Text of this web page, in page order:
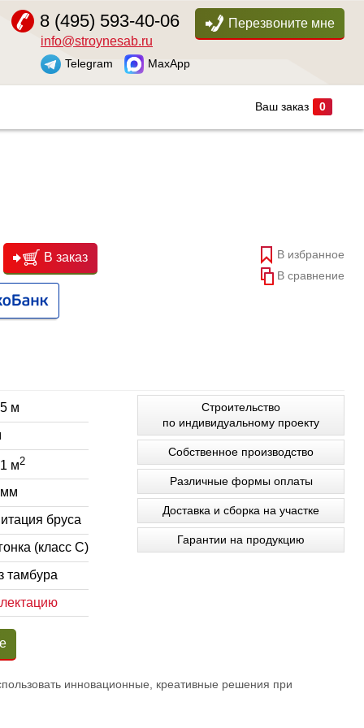
8 (495) 593-40-06
info@stroynesab.ru
Перезвоните мне
Telegram MaxApp
Ваш заказ 0
В избранное
В сравнение
В заказ
м
м2
бруса
(класс С)
тамбура
Строительство
по индивидуальному проекту
Собственное производство
Различные формы оплаты
Доставка и сборка на участке
Гарантии на продукцию
инновационные, креативные решения при